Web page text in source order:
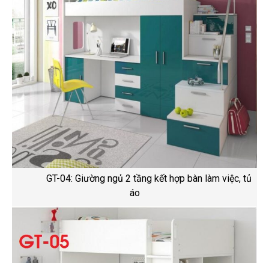
GT-04: Giường ngủ 2 tầng kết hợp bàn làm việc, tủ
áo